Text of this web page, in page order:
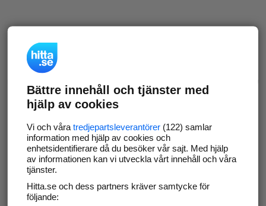
Bättre innehåll och tjänster med
hjälp av cookies
Vi och våra tredjepartsleverantörer(122) samlar
information med hjälp av cookies och
enhetsidentifierare då du besöker vår sajt. Med hjälp
av informationen kan vi utveckla vårt innehåll och våra
tjänster.
Hitta.se och dess partners kräver samtycke för
följande: